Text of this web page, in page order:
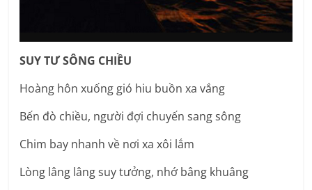
SUY TƯ SÔNG CHIỀU
Hoàng hôn xuống gió hiu buồn xa vắng
Bến đò chiều, người đợi chuyến sang sông
Chim bay nhanh về nơi xa xôi lắm
Lòng lâng lâng suy tưởng, nhớ bâng khuâng